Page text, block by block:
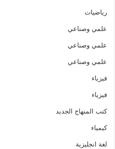
رياضيات
علمي وصناعي
علمي وصناعي
علمي وصناعي
فيزياء
فيزياء
كتب المنهاج الجديد
كيمياء
لغة انجليزية